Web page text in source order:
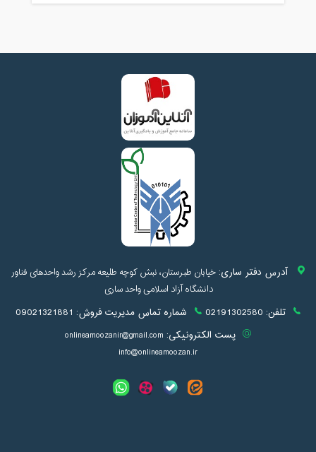
آدرس دفتر ساری:خیابان طبرستان، نبش کوچه طلیعه مرکز رشد واحدهای فناور
دانشگاه آزاد اسلامی واحد ساری
تلفن: 02191302580 شماره تماس مدیریت فروش: 09021321881
پست الکترونیکی: onlineamoozanir@gmail.com
info@onlineamoozan.ir